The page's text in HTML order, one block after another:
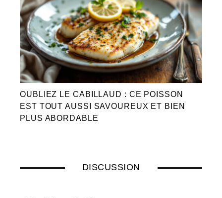
OUBLIEZ LE CABILLAUD : CE POISSON
EST TOUT AUSSI SAVOUREUX ET BIEN
PLUS ABORDABLE
DISCUSSION